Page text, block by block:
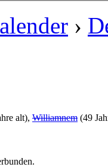
›
alt), Williamnem (49